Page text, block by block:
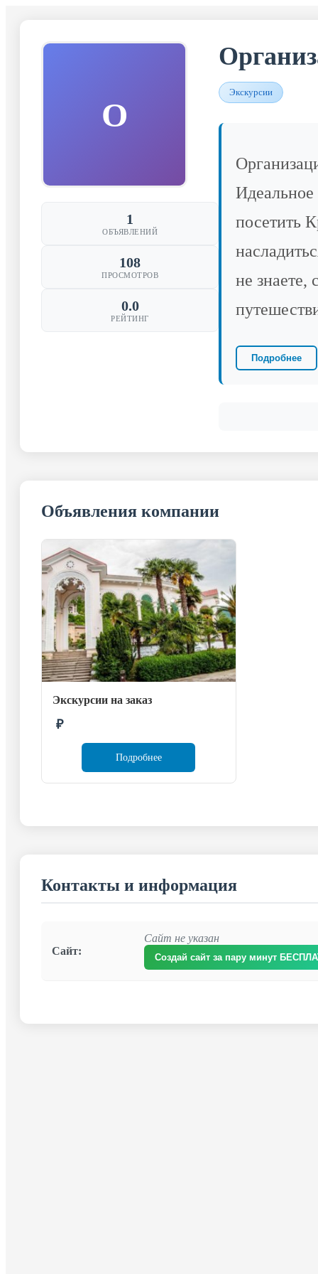
О
1
ОБЪЯВЛЕНИЙ
108
ПРОСМОТРОВ
0.0
РЕЙТИНГ
Экскурсии
посетить
не знаете,
Подробнее
Объявления компании
Экскурсии на заказ
₽
Подробнее
Контакты и информация
Сайт:
Сайт не указан
Создай сайт за пару минут